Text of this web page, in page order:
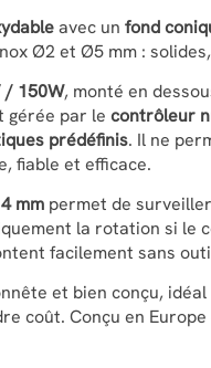
avec un fond
Ø2 et Ø5 mm :
/ 150W, monté en
gérée par le contrôleur
prédéfinis. Il ne
fiable et efficace.
mm permet de
la rotation si le
facilement sans
et bien conçu,
coût. Conçu en